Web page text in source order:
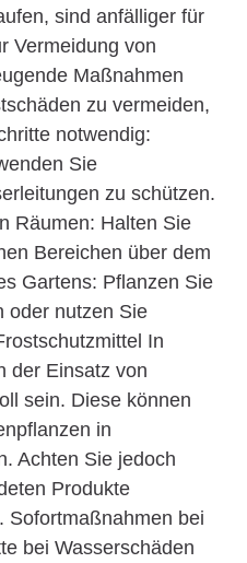
sind anfälliger für
Vermeidung von
Maßnahmen
zu vermeiden,
notwendig:
Sie
zu schützen.
Räumen: Halten Sie
Bereichen über dem
Gartens: Pflanzen Sie
oder nutzen Sie
In
der Einsatz von
sein. Diese können
in
Achten Sie jedoch
Produkte
Sofortmaßnahmen bei
bei Wasserschäden